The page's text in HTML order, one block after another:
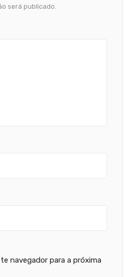
será publicado.
navegador para a próxima